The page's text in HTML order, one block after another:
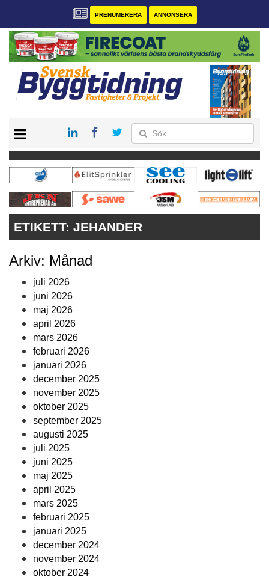
PRENUMERERA ANNONSERA
PRENUMERERA
VÅRA ANDRA MAGASIN
ANNONSERA
KONTAKT
ETIKETT: JEHANDER
Arkiv: Månad
juli 2026
juni 2026
maj 2026
april 2026
mars 2026
februari 2026
januari 2026
december 2025
november 2025
oktober 2025
september 2025
augusti 2025
juli 2025
juni 2025
maj 2025
april 2025
mars 2025
februari 2025
januari 2025
december 2024
november 2024
oktober 2024